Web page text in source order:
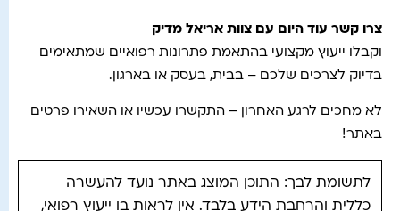
צרו קשר עוד היום עם צוות אריאל מדיק
וקבלו ייעוץ מקצועי בהתאמת פתרונות רפואיים שמתאימים
בדיוק לצרכים שלכם – בבית, בעסק או בארגון.
לא מחכים לרגע האחרון – התקשרו עכשיו או השאירו פרטים
באתר!
לתשומת לבך: התוכן המוצג באתר נועד להעשרה
כללית והרחבת הידע בלבד. אין לראות בו ייעוץ רפואי,